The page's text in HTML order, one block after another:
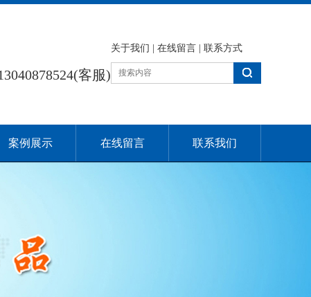
客服)
关于我们 在线留言 联系方式
案例展示 在线留言 联系我们